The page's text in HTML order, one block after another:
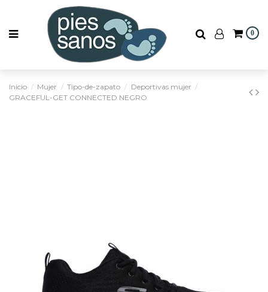
0
Inicio Mujer Tipo-de-zapato
Deportivas mujer
GRACEFUL-GET CONNECTED NEGRO